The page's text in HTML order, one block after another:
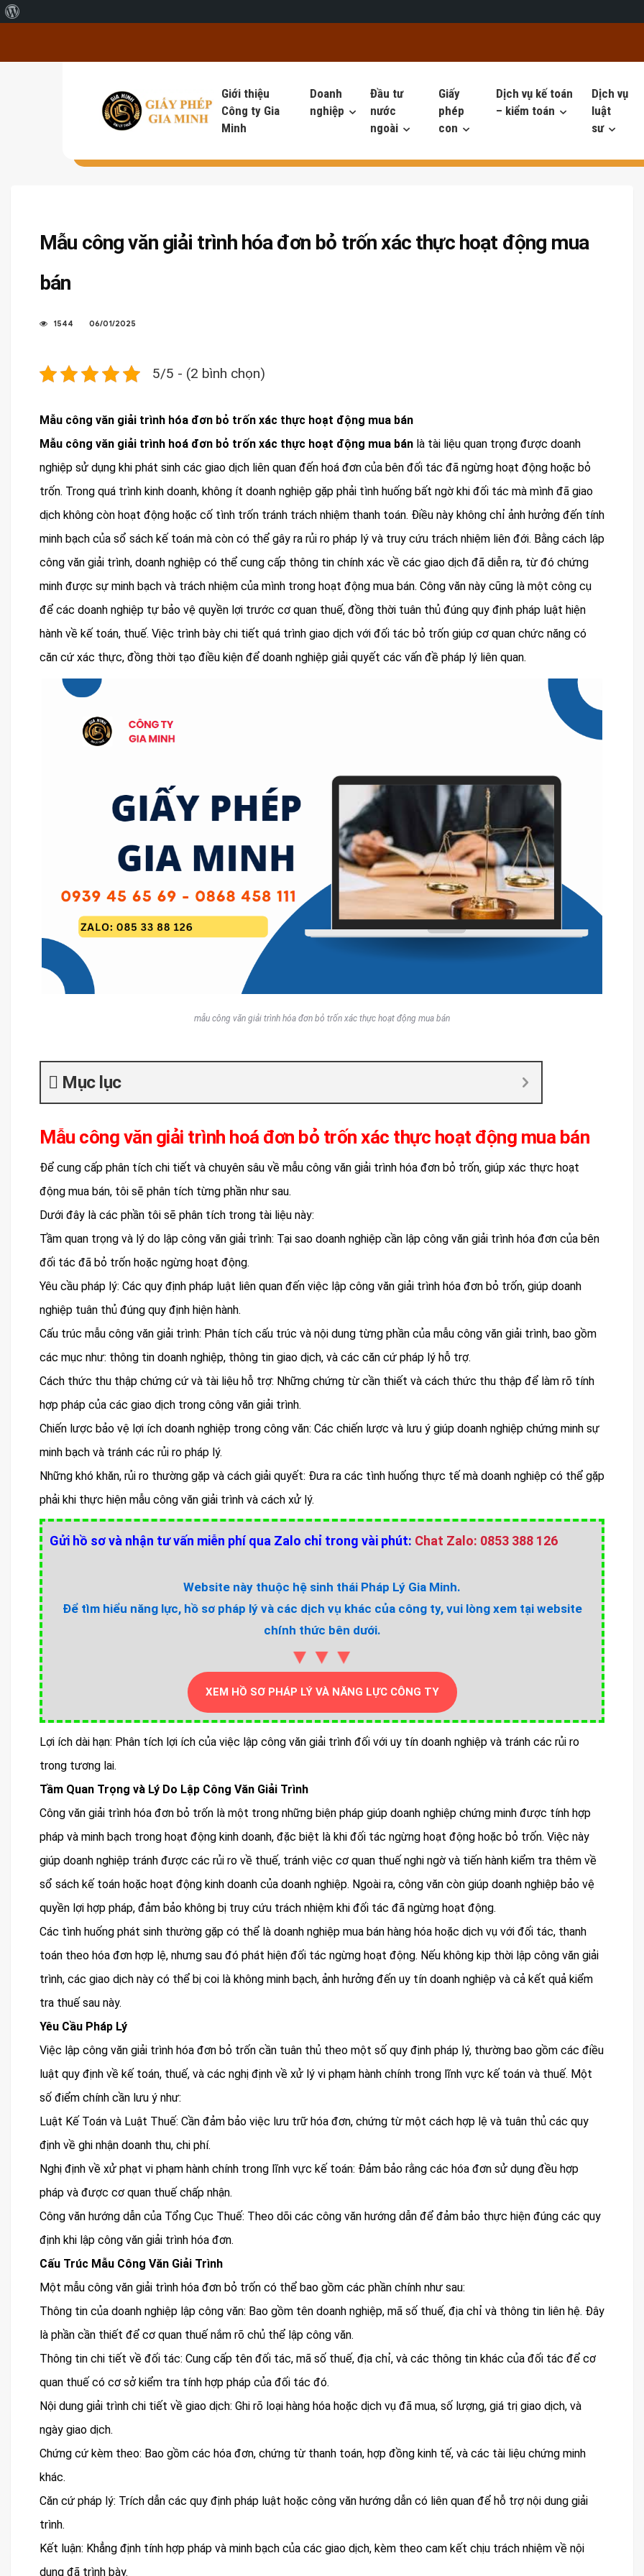
Giới thiệu
Công ty Gia
Minh
Doanh
nghiệp
Đầu tư
nước
ngoài
Giấy
phép
con
Dịch vụ kế toán
– kiểm toán
Dịch vụ
luật
sư
Mẫu công văn giải trình hóa đơn bỏ trốn xác thực hoạt động mua
bán
1544 06/01/2025
5/5 - (2 bình chọn)
Mẫu công văn giải trình hóa đơn bỏ trốn xác thực hoạt động mua bán
Mẫu công văn giải trình hoá đơn bỏ trốn xác thực hoạt động mua bán là tài liệu quan trọng được doanh
nghiệp sử dụng khi phát sinh các giao dịch liên quan đến hoá đơn của bên đối tác đã ngừng hoạt động hoặc bỏ
trốn. Trong quá trình kinh doanh, không ít doanh nghiệp gặp phải tình huống bất ngờ khi đối tác mà mình đã giao
dịch không còn hoạt động hoặc cố tình trốn tránh trách nhiệm thanh toán. Điều này không chỉ ảnh hưởng đến tính
minh bạch của sổ sách kế toán mà còn có thể gây ra rủi ro pháp lý và truy cứu trách nhiệm liên đới. Bằng cách lập
công văn giải trình, doanh nghiệp có thể cung cấp thông tin chính xác về các giao dịch đã diễn ra, từ đó chứng
minh được sự minh bạch và trách nhiệm của mình trong hoạt động mua bán. Công văn này cũng là một công cụ
để các doanh nghiệp tự bảo vệ quyền lợi trước cơ quan thuế, đồng thời tuân thủ đúng quy định pháp luật hiện
hành về kế toán, thuế. Việc trình bày chi tiết quá trình giao dịch với đối tác bỏ trốn giúp cơ quan chức năng có
căn cứ xác thực, đồng thời tạo điều kiện để doanh nghiệp giải quyết các vấn đề pháp lý liên quan.
mẫu công văn giải trình hóa đơn bỏ trốn xác thực hoạt động mua bán
Mục lục
Mẫu công văn giải trình hoá đơn bỏ trốn xác thực hoạt động mua bán
Để cung cấp phân tích chi tiết và chuyên sâu về mẫu công văn giải trình hóa đơn bỏ trốn, giúp xác thực hoạt
động mua bán, tôi sẽ phân tích từng phần như sau.
Dưới đây là các phần tôi sẽ phân tích trong tài liệu này:
Tầm quan trọng và lý do lập công văn giải trình: Tại sao doanh nghiệp cần lập công văn giải trình hóa đơn của bên
đối tác đã bỏ trốn hoặc ngừng hoạt động.
Yêu cầu pháp lý: Các quy định pháp luật liên quan đến việc lập công văn giải trình hóa đơn bỏ trốn, giúp doanh
nghiệp tuân thủ đúng quy định hiện hành.
Cấu trúc mẫu công văn giải trình: Phân tích cấu trúc và nội dung từng phần của mẫu công văn giải trình, bao gồm
các mục như: thông tin doanh nghiệp, thông tin giao dịch, và các căn cứ pháp lý hỗ trợ.
Cách thức thu thập chứng cứ và tài liệu hỗ trợ: Những chứng từ cần thiết và cách thức thu thập để làm rõ tính
hợp pháp của các giao dịch trong công văn giải trình.
Chiến lược bảo vệ lợi ích doanh nghiệp trong công văn: Các chiến lược và lưu ý giúp doanh nghiệp chứng minh sự
minh bạch và tránh các rủi ro pháp lý.
Những khó khăn, rủi ro thường gặp và cách giải quyết: Đưa ra các tình huống thực tế mà doanh nghiệp có thể gặp
phải khi thực hiện mẫu công văn giải trình và cách xử lý.
Gửi hồ sơ và nhận tư vấn miễn phí qua Zalo chỉ trong vài phút: Chat Zalo: 0853 388 126
Website này thuộc hệ sinh thái Pháp Lý Gia Minh.
Để tìm hiểu năng lực, hồ sơ pháp lý và các dịch vụ khác của công ty, vui lòng xem tại website
chính thức bên dưới.
▼▼▼
XEM HỒ SƠ PHÁP LÝ VÀ NĂNG LỰC CÔNG TY
Lợi ích dài hạn: Phân tích lợi ích của việc lập công văn giải trình đối với uy tín doanh nghiệp và tránh các rủi ro
trong tương lai.
Tầm Quan Trọng và Lý Do Lập Công Văn Giải Trình
Công văn giải trình hóa đơn bỏ trốn là một trong những biện pháp giúp doanh nghiệp chứng minh được tính hợp
pháp và minh bạch trong hoạt động kinh doanh, đặc biệt là khi đối tác ngừng hoạt động hoặc bỏ trốn. Việc này
giúp doanh nghiệp tránh được các rủi ro về thuế, tránh việc cơ quan thuế nghi ngờ và tiến hành kiểm tra thêm về
sổ sách kế toán hoặc hoạt động kinh doanh của doanh nghiệp. Ngoài ra, công văn còn giúp doanh nghiệp bảo vệ
quyền lợi hợp pháp, đảm bảo không bị truy cứu trách nhiệm khi đối tác đã ngừng hoạt động.
Các tình huống phát sinh thường gặp có thể là doanh nghiệp mua bán hàng hóa hoặc dịch vụ với đối tác, thanh
toán theo hóa đơn hợp lệ, nhưng sau đó phát hiện đối tác ngừng hoạt động. Nếu không kịp thời lập công văn giải
trình, các giao dịch này có thể bị coi là không minh bạch, ảnh hưởng đến uy tín doanh nghiệp và cả kết quả kiểm
tra thuế sau này.
Yêu Cầu Pháp Lý
Việc lập công văn giải trình hóa đơn bỏ trốn cần tuân thủ theo một số quy định pháp lý, thường bao gồm các điều
luật quy định về kế toán, thuế, và các nghị định về xử lý vi phạm hành chính trong lĩnh vực kế toán và thuế. Một
số điểm chính cần lưu ý như:
Luật Kế Toán và Luật Thuế: Cần đảm bảo việc lưu trữ hóa đơn, chứng từ một cách hợp lệ và tuân thủ các quy
định về ghi nhận doanh thu, chi phí.
Nghị định về xử phạt vi phạm hành chính trong lĩnh vực kế toán: Đảm bảo rằng các hóa đơn sử dụng đều hợp
pháp và được cơ quan thuế chấp nhận.
Công văn hướng dẫn của Tổng Cục Thuế: Theo dõi các công văn hướng dẫn để đảm bảo thực hiện đúng các quy
định khi lập công văn giải trình hóa đơn.
Cấu Trúc Mẫu Công Văn Giải Trình
Một mẫu công văn giải trình hóa đơn bỏ trốn có thể bao gồm các phần chính như sau:
Thông tin của doanh nghiệp lập công văn: Bao gồm tên doanh nghiệp, mã số thuế, địa chỉ và thông tin liên hệ. Đây
là phần cần thiết để cơ quan thuế nắm rõ chủ thể lập công văn.
Thông tin chi tiết về đối tác: Cung cấp tên đối tác, mã số thuế, địa chỉ, và các thông tin khác của đối tác để cơ
quan thuế có cơ sở kiểm tra tính hợp pháp của đối tác đó.
Nội dung giải trình chi tiết về giao dịch: Ghi rõ loại hàng hóa hoặc dịch vụ đã mua, số lượng, giá trị giao dịch, và
ngày giao dịch.
Chứng cứ kèm theo: Bao gồm các hóa đơn, chứng từ thanh toán, hợp đồng kinh tế, và các tài liệu chứng minh
khác.
Căn cứ pháp lý: Trích dẫn các quy định pháp luật hoặc công văn hướng dẫn có liên quan để hỗ trợ nội dung giải
trình.
Kết luận: Khẳng định tính hợp pháp và minh bạch của các giao dịch, kèm theo cam kết chịu trách nhiệm về nội
dung đã trình bày.